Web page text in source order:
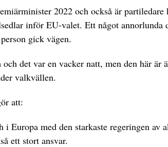
2022 och också är partiledare
inför EU-valet. Ett något annorlunda
gick vägen.
det var en vacker natt, men den här är
valkvällen.
att:
Europa med den starkaste regeringen av
ett stort ansvar.